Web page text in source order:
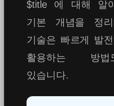
$title 에 대해 알
기본 개념을 정리
기술은 빠르게 발
활용하는 방법
있습니다.